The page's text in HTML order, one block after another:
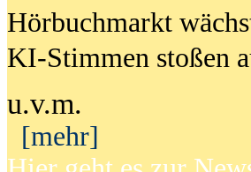
Hörbuchmarkt
KI-Stimmen stoßen
u.v.m.
[mehr]